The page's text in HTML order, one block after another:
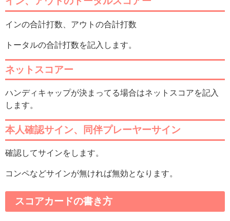
インの合計打数、アウトの合計打数
トータルの合計打数を記入します。
ネットスコアー
ハンディキャップが決まってる場合はネットスコアを記入
します。
本人確認サイン、同伴プレーヤーサイン
確認してサインをします。
コンペなどサインが無ければ無効となります。
スコアカードの書き方